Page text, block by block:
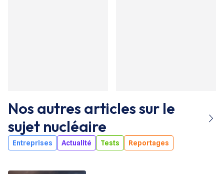
Nos autres articles sur le
sujet nucléaire
Entreprises Actualité Tests Reportages